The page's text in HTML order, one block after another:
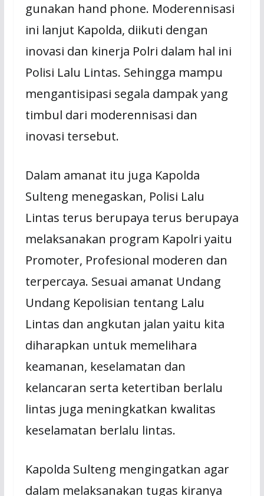
gunakan hand phone. Moderennisasi
ini lanjut Kapolda, diikuti dengan
inovasi dan kinerja Polri dalam hal ini
Polisi Lalu Lintas. Sehingga mampu
mengantisipasi segala dampak yang
timbul dari moderennisasi dan
inovasi tersebut.
Dalam amanat itu juga Kapolda
Sulteng menegaskan, Polisi Lalu
Lintas terus berupaya terus berupaya
melaksanakan program Kapolri yaitu
Promoter, Profesional moderen dan
terpercaya. Sesuai amanat Undang
Undang Kepolisian tentang Lalu
Lintas dan angkutan jalan yaitu kita
diharapkan untuk memelihara
keamanan, keselamatan dan
kelancaran serta ketertiban berlalu
lintas juga meningkatkan kwalitas
keselamatan berlalu lintas.
Kapolda Sulteng mengingatkan agar
dalam melaksanakan tugas kiranya